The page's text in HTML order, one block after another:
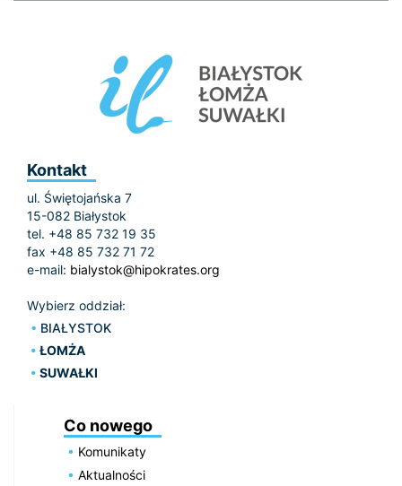
Kontakt
ul. Świętojańska 7
15-082 Białystok
tel. +48 85 732 19 35
fax +48 85 732 71 72
e-mail: bialystok@hipokrates.org
Wybierz oddział:
BIAŁYSTOK
ŁOMŻA
SUWAŁKI
Co nowego
Komunikaty
Aktualności